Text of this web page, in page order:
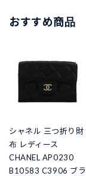
おすすめ商品
シャネル 三つ折り財
布 レディース
CHANEL AP0230
B10583 C3906 ブラ